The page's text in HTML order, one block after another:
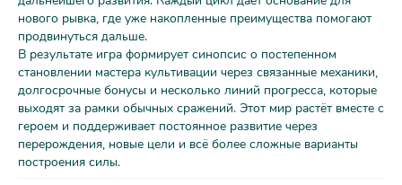
нового рывка, где уже накопленные преимущества помогают
продвинуться дальше.
В результате игра формирует синопсис о постепенном
становлении мастера культивации через связанные механики,
долгосрочные бонусы и несколько линий прогресса, которые
выходят за рамки обычных сражений. Этот мир растёт вместе с
героем и поддерживает постоянное развитие через
перерождения, новые цели и всё более сложные варианты
построения силы.